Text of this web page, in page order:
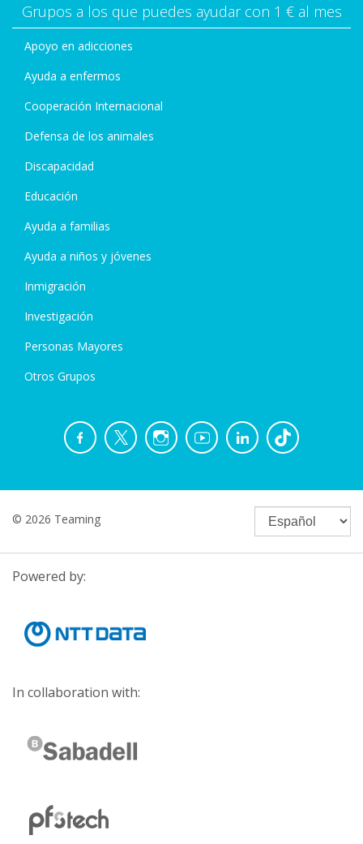
Grupos a los que puedes ayudar con 1 € al mes
Apoyo en adicciones
Ayuda a enfermos
Cooperación Internacional
Defensa de los animales
Discapacidad
Educación
Ayuda a familias
Ayuda a niños y jóvenes
Inmigración
Investigación
Personas Mayores
Otros Grupos
© 2026 Teaming
Powered by:
In collaboration with: